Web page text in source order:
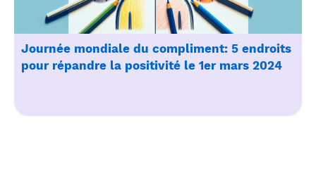
Journée mondiale du compliment: 5 endroits
pour répandre la positivité le 1er mars 2024